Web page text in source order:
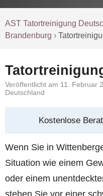
AST Tatortreinigung
Brandenburg ›
Veröffentlicht am 11. Februar
Deutschland
Kostenlose
Wenn Sie in
Situation wie einem
oder einem